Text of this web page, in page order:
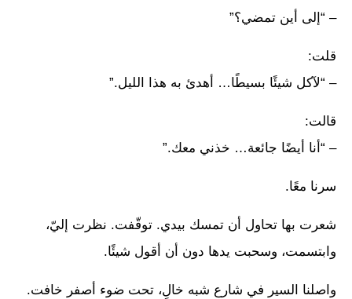
– “إلى أين تمضي؟”
قلت:
– “لآكل شيئًا بسيطًا… أهدئ به هذا الليل.”
قالت:
– “أنا أيضًا جائعة… خذني معك.”
سرنا معًا.
شعرت بها تحاول أن تمسك بيدي. توقّفت. نظرت إليّ،
وابتسمت، وسحبت يدها دون أن أقول شيئًا.
واصلنا السير في شارع شبه خالٍ، تحت ضوء أصفر خافت.